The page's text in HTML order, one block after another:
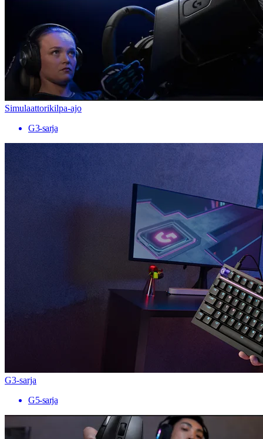
Simulaattorikilpa-ajo
G3-sarja
G3-sarja
G5-sarja